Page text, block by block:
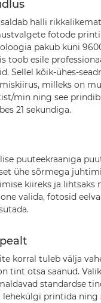
halli
fotode
pakub kuni
toob esile
Sellel kõik-ühes-
milleks on
min ning see prindib
21 sekundiga.
puuteekraaniga
ühe sõrmega
kiireks ja lihtsaks
valida, fotosid
korral tuleb välja
tint otsa saanud.
standardse
printida ning